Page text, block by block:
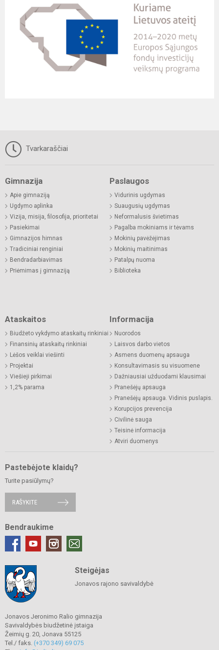
Tvarkaraščiai
Gimnazija
Apie gimnaziją
Ugdymo aplinka
Vizija, misija, filosofija, prioritetai
Pasiekimai
Gimnazijos himnas
Tradiciniai renginiai
Bendradarbiavimas
Priėmimas į gimnaziją
Paslaugos
Vidurinis ugdymas
Suaugusių ugdymas
Neformalusis švietimas
Pagalba mokiniams ir tėvams
Mokinių pavėžėjimas
Mokinių maitinimas
Patalpų nuoma
Biblioteka
Ataskaitos
Biudžeto vykdymo ataskaitų rinkiniai
Finansinių ataskaitų rinkiniai
Lėšos veiklai viešinti
Projektai
Viešieji pirkimai
1,2% parama
Informacija
Nuorodos
Laisvos darbo vietos
Asmens duomenų apsauga
Konsultavimasis su visuomene
Dažniausiai užduodami klausimai
Pranešėjų apsauga
Pranešėjų apsauga. Vidinis puslapis.
Korupcijos prevencija
Civilinė sauga
Teisinė informacija
Atviri duomenys
Pastebėjote klaidų?
Turite pasiūlymų?
RAŠYKITE
Bendraukime
Steigėjas
Jonavos rajono savivaldybė
Jonavos Jeronimo Ralio gimnazija
Savivaldybės biudžetinė įstaiga
Žeimių g. 20, Jonava 55125
Tel./ faks. (+370 349) 69 075